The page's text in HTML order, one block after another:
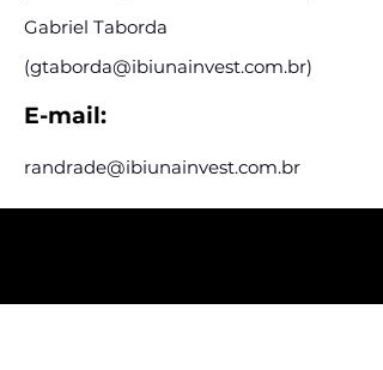
Gabriel Taborda
(gtaborda@ibiunainvest.com.br)
E-mail:
randrade@ibiunainvest.com.br
Assine nosso mailing e fique por dentro